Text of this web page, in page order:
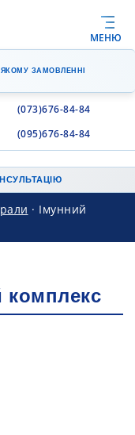
МЕНЮ
ЗАМОВЛЕННІ
(073)676-84-84
(095)676-84-84
· Імунний
комплекс